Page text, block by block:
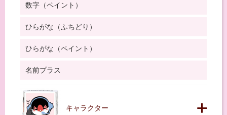
数字（ペイント）
ひらがな（ふちどり）
ひらがな（ペイント）
名前プラス
キャラクター